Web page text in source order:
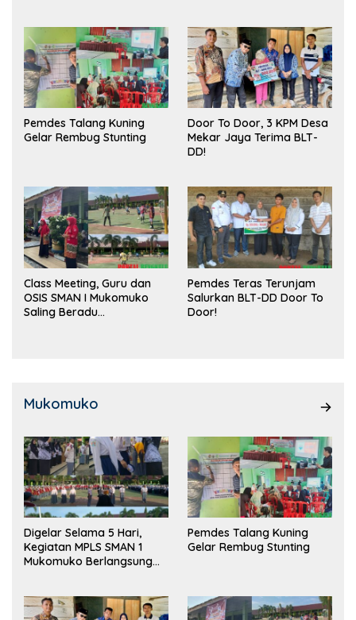
Pasar
Pemdes Talang Kuning
Gelar Rembug Stunting
Door To Door, 3 KPM Desa
Mekar Jaya Terima BLT-
DD!
Class Meeting, Guru dan
OSIS SMAN I Mukomuko
Saling Beradu
Pemdes Teras Terunjam
Salurkan BLT-DD Door To
Door!
Mukomuko
Digelar Selama 5 Hari,
Kegiatan MPLS SMAN 1
Mukomuko Berlangsung
Pemdes Talang Kuning
Gelar Rembug Stunting